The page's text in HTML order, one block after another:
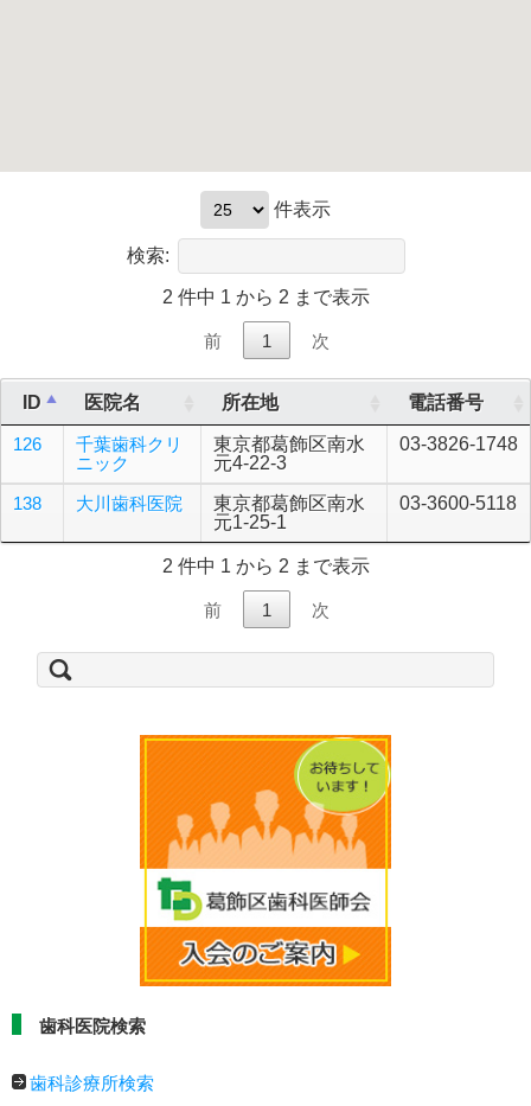
件表示
検索:
2 件中 1 から 2 まで表示
前 1 次
ID 医院名 所在地 電話番号
126
千葉歯科クリ
ニック
東京都葛飾区南水
元4-22-3
03-3826-1748
138 大川歯科医院
東京都葛飾区南水
元1-25-1
03-3600-5118
2 件中 1 から 2 まで表示
前 1
次
索:
歯科医院検索
歯科診療所検索